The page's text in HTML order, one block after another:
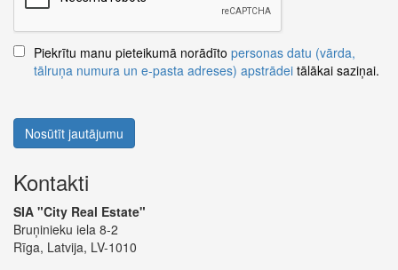
Piekrītu manu pieteikumā norādīto personas datu (vārda,
tālruņa numura un e-pasta adreses) apstrādei tālākai saziņai.
Nosūtīt jautājumu
Kontakti
SIA "City Real Estate"
Bruņinieku iela 8-2
Rīga, Latvija, LV-1010